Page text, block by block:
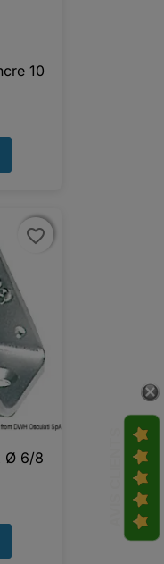
10
AU PANIER
favorite_border
favorite_border
Ø 6/8